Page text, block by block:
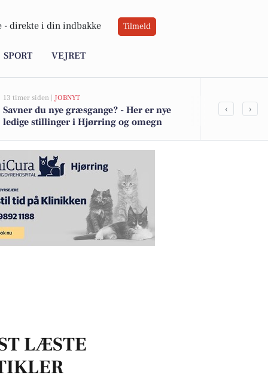
- direkte i din indbakke Tilmeld
SPORT VEJRET
13 timer siden | JOBNYT
Savner du nye græsgange? - Her er nye
ledige stillinger i Hjørring og omegn
Kreative
‹ ›
LÆSTE